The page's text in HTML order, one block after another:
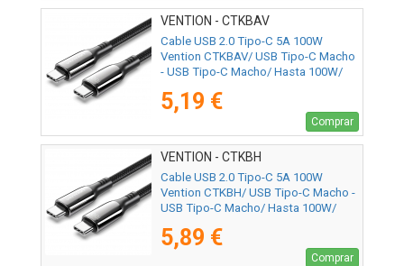
VENTION - CTKBAV
Cable USB 2.0 Tipo-C 5A 100W
Vention CTKBAV/ USB Tipo-C Macho
- USB Tipo-C Macho/ Hasta 100W/
5,19 €
Comprar
VENTION - CTKBH
Cable USB 2.0 Tipo-C 5A 100W
Vention CTKBH/ USB Tipo-C Macho -
USB Tipo-C Macho/ Hasta 100W/
5,89 €
Comprar